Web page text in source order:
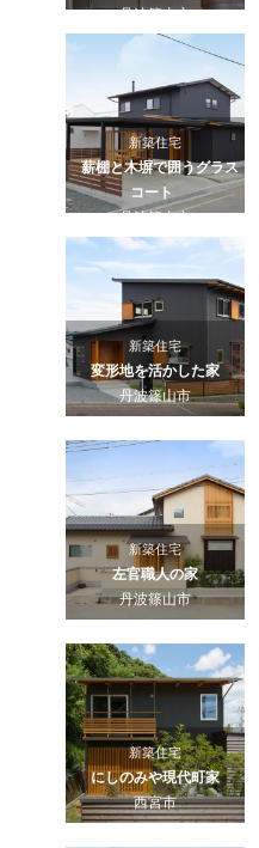
丹波篠山市
新築住宅
薪棚と木塀で囲うグラス
コート
丹波篠山市
新築住宅
変形地を活かした家
丹波篠山市
新築住宅
左官職人の家
丹波篠山市
新築住宅
にしのみや現代町家
西宮市